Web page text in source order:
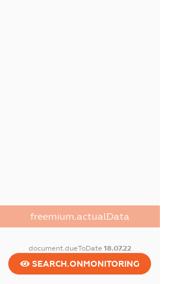
freemium.actualData
document.dueToDate 18.07.22
SEARCH.ONMONITORING